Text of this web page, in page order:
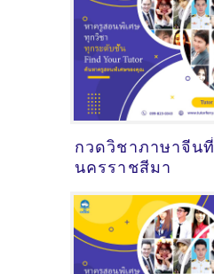
กวดวิชาภาษาจีนที่
นครราชสีมา